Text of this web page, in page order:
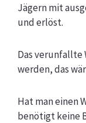
Jägern mit
und erlöst.
Das
werden, das
Hat man einen
benötigt keine